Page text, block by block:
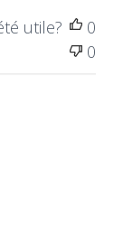
utile?
0
0